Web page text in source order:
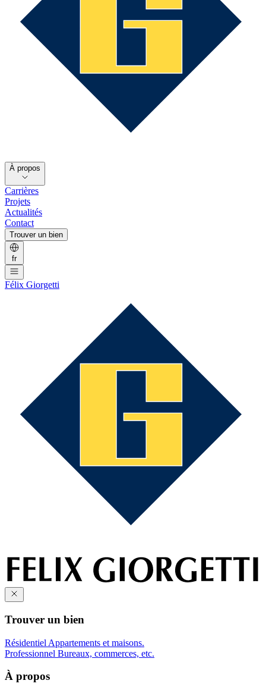
À propos
Carrières
Projets
Actualités
Contact
Trouver un bien
fr
Félix Giorgetti
Trouver un bien
Résidentiel Appartements et maisons.
Professionnel Bureaux, commerces, etc.
À propos